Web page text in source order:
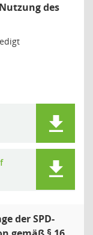
des
der SPD-